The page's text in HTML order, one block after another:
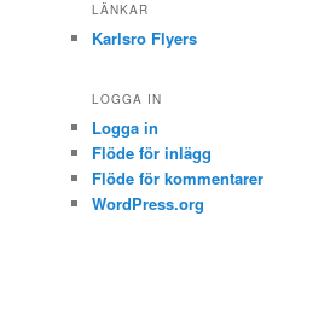
LÄNKAR
Karlsro Flyers
LOGGA IN
Logga in
Flöde för inlägg
Flöde för kommentarer
WordPress.org